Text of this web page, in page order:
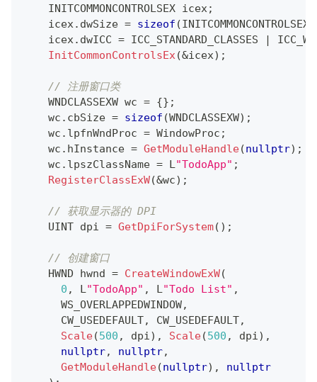
    INITCOMMONCONTROLSEX icex
;
    icex
. dwSize = sizeof (INITCOMMONCONTROLSEX
    icex
. dwICC = ICC_STANDARD_CLASSES |
InitCommonControlsEx(&icex) ;
// 注册窗口类
    WNDCLASSEXW wc
= {} ;
    wc
. cbSize = sizeof (WNDCLASSEXW) ;
    wc
. lpfnWndProc = WindowProc ;
    wc
. hInstance = GetModuleHandle(nullptr) ;
    wc
. lpszClassName = L"TodoApp" ;
RegisterClassExW(&wc) ;
// 获取显示器的 DPI
    UINT dpi
= GetDpiForSystem( ) ;
// 创建窗口
    HWND hwnd
= CreateWindowExW(
0 , L"TodoApp" , L"Todo List" ,
      WS_OVERLAPPEDWINDOW
,
      CW_USEDEFAULT
, CW_USEDEFAULT,
Scale(500 , dpi) , Scale(500 , dpi) ,
nullptr, nullptr,
GetModuleHandle(nullptr) ,
nullptr